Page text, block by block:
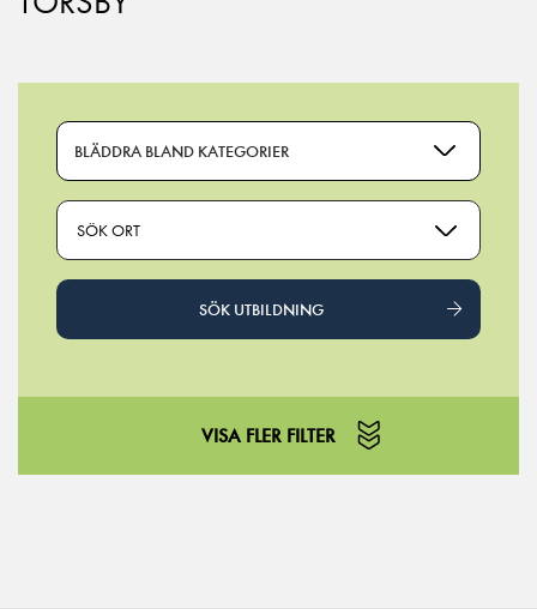
BLÄDDRA BLAND KATEGORIER
SÖK ORT
SÖK UTBILDNING
VISA FLER FILTER